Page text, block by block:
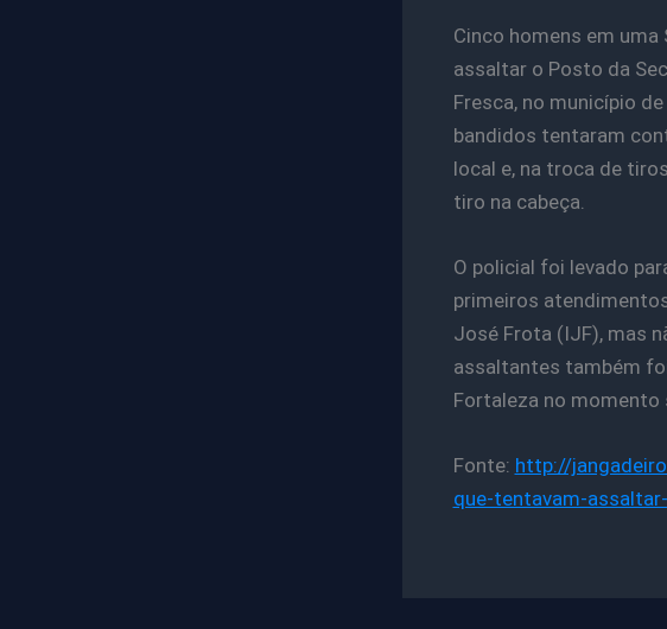
Cinco homens em
assaltar o Posto da
Fresca, no município
bandidos tentaram
local e, na troca de
tiro na cabeça.
O policial foi levado
primeiros
José Frota (IJF), mas
assaltantes também
Fortaleza no momento
Fonte: http://
que-tentavam-